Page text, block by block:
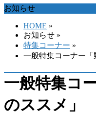
お知らせ
HOME »
お知らせ »
特集コーナー »
一般特集コーナー「
一般特集コ
のススメ」